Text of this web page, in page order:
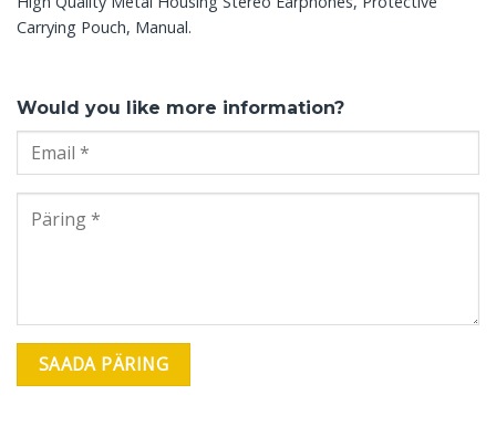
Carrying Pouch, Manual.
Would you like more information?